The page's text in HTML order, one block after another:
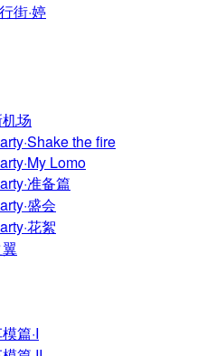
街·婷
场
the fire
Lomo
准备篇
盛会
花絮
篇·I